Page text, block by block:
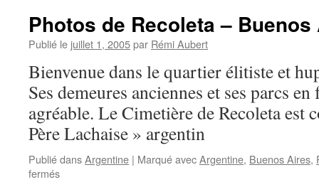
Telmo
–
Aires
Argentine
Photos de Recoleta –
Publié le juillet 1, 2005par Rémi Aubert
Bienvenue dans le quartier élitiste et
Ses demeures anciennes et ses parcs
agréable. Le Cimetière de Recoleta est
Père Lachaise » argentin
Publié dansArgentine | Marqué avecArgentine, Buenos Aires,
ferméssur